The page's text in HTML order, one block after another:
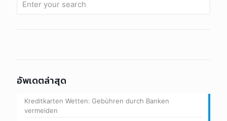
อัพเดตล่าสุด
Kreditkarten Wetten: Gebühren durch Banken
vermeiden